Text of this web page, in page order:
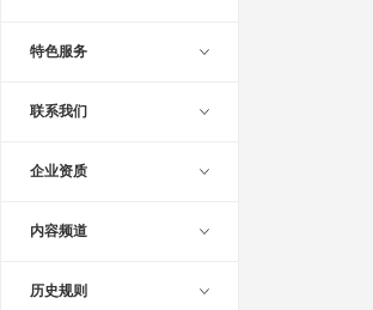
特色服务
联系我们
企业资质
内容频道
历史规则